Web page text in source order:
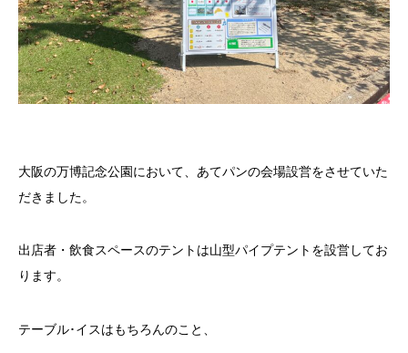
大阪の万博記念公園において、あてパンの会場設営をさせていた
だきました。
出店者・飲食スペースのテントは山型パイプテントを設営してお
ります。
テーブル･イスはもちろんのこと、